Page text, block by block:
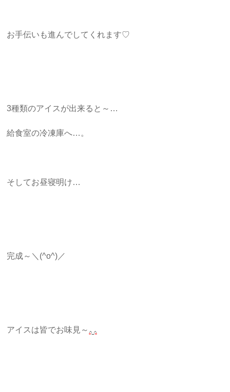
お手伝いも進んでしてくれます♡
3種類のアイスが出来ると～…
給食室の冷凍庫へ…。
そしてお昼寝明け…
完成～＼(^o^)／
アイスは皆でお味見～